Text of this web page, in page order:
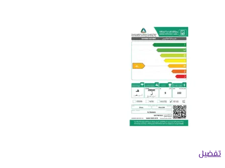
تفضيل